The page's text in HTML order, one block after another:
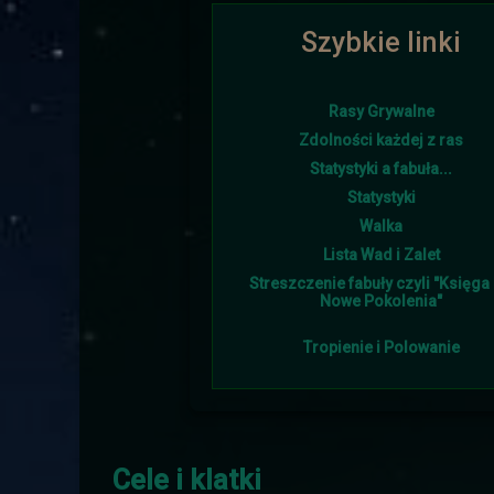
Ponownie i w tym roku lato
Śniegu napadało w
Burmistrz otrzymał od
Szybkie linki
Rasy Grywalne
Zdolności każdej z ras
Statystyki a fabuła...
Statystyki
Walka
Lista Wad i Zalet
Streszczenie fabuły czyli "Księga
Nowe Pokolenia"
Tropienie i Polowanie
Cele i klatki